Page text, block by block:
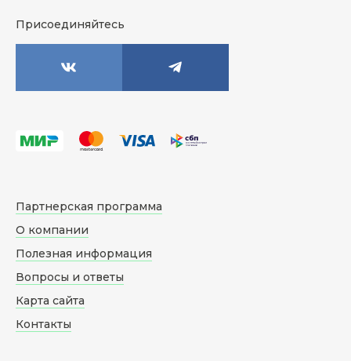
Присоединяйтесь
Партнерская программа
О компании
Полезная информация
Вопросы и ответы
Карта сайта
Контакты